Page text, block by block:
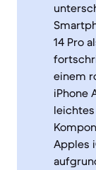
14 Pro
einem
iPhone
Apples